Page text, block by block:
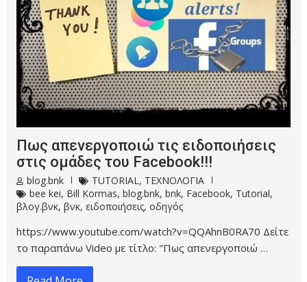
Πως απενεργοποιώ τις ειδοποιήσεις
στις ομάδες του Facebook!!!
blog.bnk TUTORIAL , ΤΕΧΝΟΛΟΓΙΑ
bee kei, Bill Kormas,blog.bnk,bnk, Facebook, Tutorial,
βλογ.βνκ,βνκ,ειδοποιήσεις,οδηγός
https://www.youtube.com/watch?v=QQAhnB0RA70 Δείτε
το παραπάνω Video με τίτλο: "Πως απενεργοποιώ …